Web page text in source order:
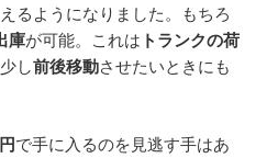
るようになりました。もちろ
庫が可能。これは トランクの荷
し前後移動させたいときにも
で手に入るのを見逃す手はあ